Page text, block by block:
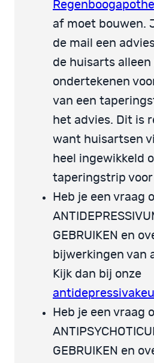
af moet bouwen.
de mail een
de huisarts
ondertekenen
van een
het advies. Dit is
want huisartsen
heel ingewikkeld
taperingstrip
Heb je een vraag
GEBRUIKEN en
bijwerkingen van
Kijk dan bij onze
Heb je een vraag
GEBRUIKEN en